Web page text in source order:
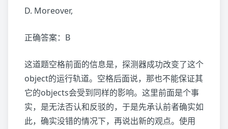
D. Moreover,
正确答案：B
这道题空格前面的信息是，探测器成功改变了这个
object的运行轨道。空格后面说，那也不能保证其
它的objects会受到同样的影响。这里前面是个事
实，是无法否认和反驳的，于是先承认前者确实如
此，确实没错的情况下，再说出新的观点。使用